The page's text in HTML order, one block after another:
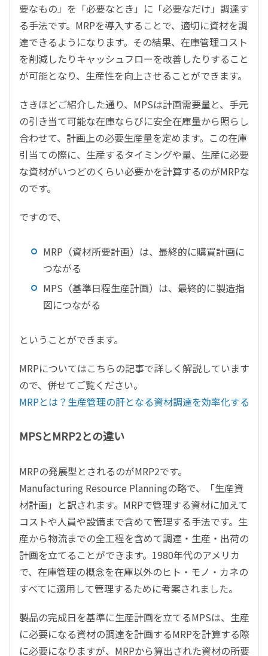
要なもの」を「必要なとき」に「必要なだけ」調達す
る手法です。MRPを導入することで、適切に資材を調
達できるようになります。その結果、在庫管理コスト
を削減したりキャッシュフローを改善したりすること
が可能となり、生産性を向上させることができます。
さきほどご紹介した通り、MPSは計画需要量と、手元
の引き当て可能な在庫ならびに安全在庫量から照らし
合わせて、計画上の必要生産量を定めます。この在庫
引当ての際に、生産するタイミングや量、生産に必要
な資材がいつどのくらい必要かを計算するのがMRPな
のです。
ですので、
MRP（資材所要計画）は、最終的に購買計画に
つながる
MPS（基準日程生産計画）は、最終的に製造指
図につながる
ということができます。
MRPについてはこちらの記事で詳しく解説しています
ので、併せてご覧ください。
MRPとは？生産管理の肝となる資材調達を効率化する
MPSとMRP2との違い
MRPの発展型とされるのがMRP2です。
Manufacturing Resource Planningの略で、「生産資
材計画」と訳されます。MRPで管理する資材に加えて
コストや人員や設備まで含めて管理する手法です。生
産から物流までの全工程を含めて調達・生産・出荷の
計画を立てることができます。1980年代のアメリカ
で、在庫管理の概念を在庫以外のヒト・モノ・カネの
すべてに適用して管理するために考案されました。
製品の完成日を基準に生産計画を立てるMPSは、生産
に必要になる資材の調達を計画するMRPを計算する際
に必要になりますが、MRPから算出された資材の所要